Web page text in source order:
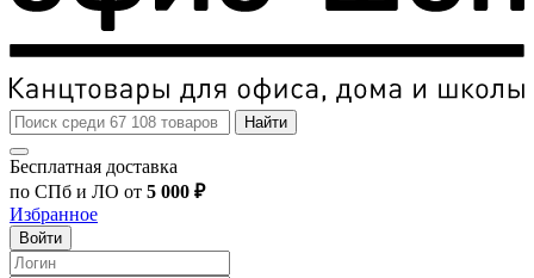
Найти
Бесплатная доставка
по СПб и ЛО от 5 000 ₽
Избранное
Войти